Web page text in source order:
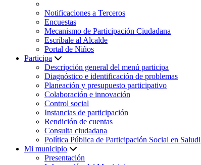
Notificaciones a Terceros
Encuestas
Mecanismo de Participación Ciudadana
Escríbale al Alcalde
Portal de Niños
Participa
Descripción general del menú participa
Diagnóstico e identificación de problemas
Planeación y presupuesto participativo
Colaboración e innovación
Control social
Instancias de participación
Rendición de cuentas
Consulta ciudadana
Política Pública de Participación Social en Saludl
Mi municipio
Presentación